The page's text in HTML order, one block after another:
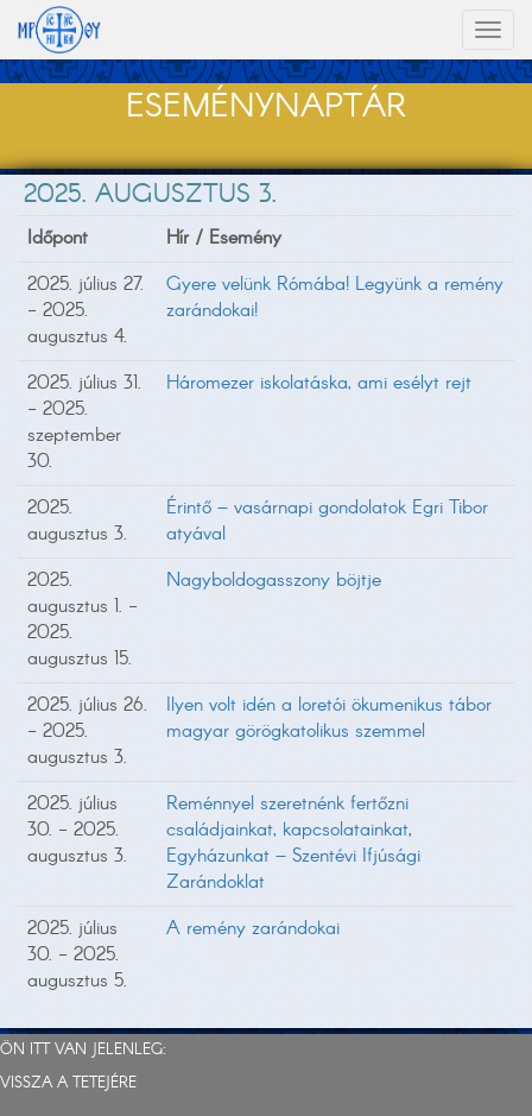
ESEMÉNYNAPTÁR
2025. AUGUSZTUS 3.
Időpont
Hír / Esemény
2025. július 27.
- 2025.
augusztus 4.
Gyere velünk Rómába! Legyünk a remény
zarándokai!
2025. július 31.
- 2025.
szeptember
30.
Háromezer iskolatáska, ami esélyt rejt
2025.
augusztus 3.
Érintő – vasárnapi gondolatok Egri Tibor
atyával
2025.
augusztus 1. -
2025.
augusztus 15.
Nagyboldogasszony böjtje
2025. július 26.
- 2025.
augusztus 3.
Ilyen volt idén a loretói ökumenikus tábor
magyar görögkatolikus szemmel
2025. július
30. - 2025.
augusztus 3.
Reménnyel szeretnénk fertőzni
családjainkat, kapcsolatainkat,
Egyházunkat – Szentévi Ifjúsági
Zarándoklat
2025. július
30. - 2025.
augusztus 5.
A remény zarándokai
ÖN ITT VAN JELENLEG:
VISSZA A TETEJÉRE